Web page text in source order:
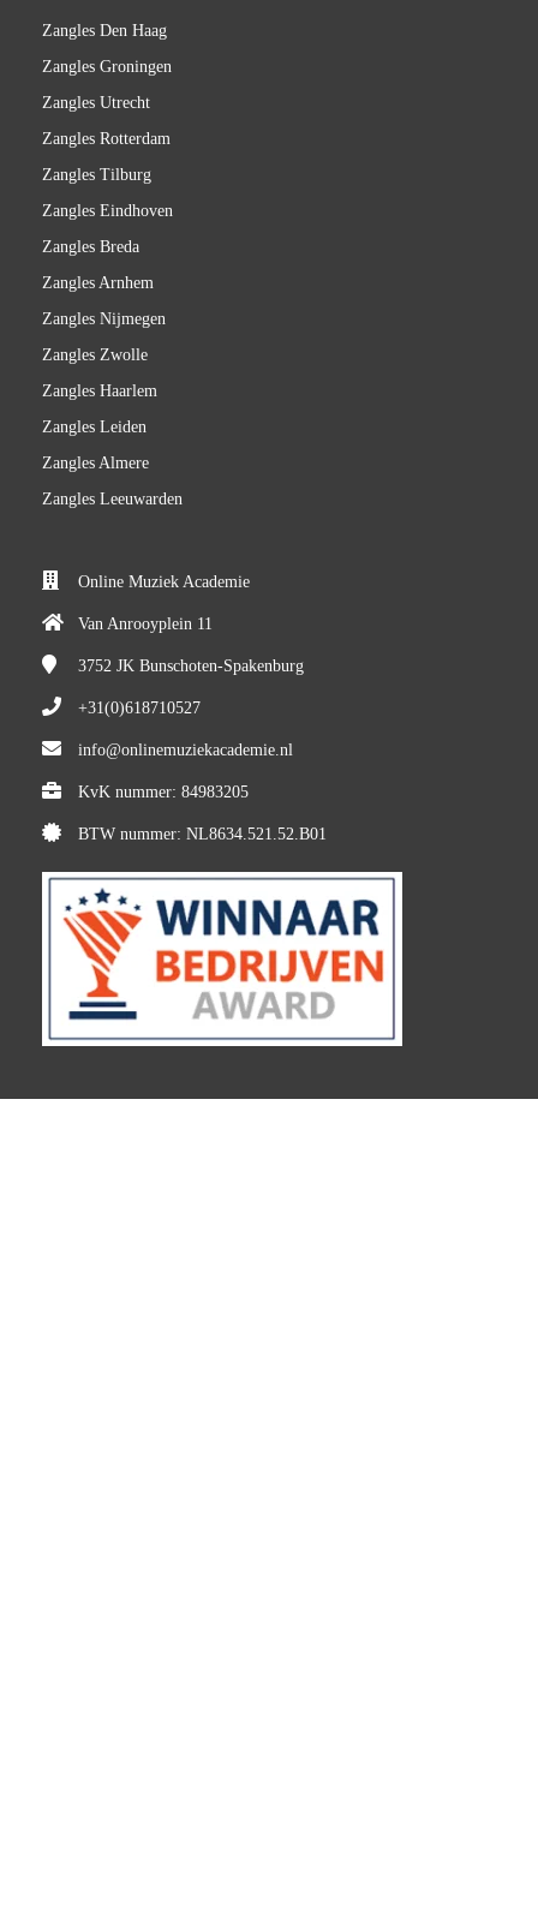
Zangles Den Haag
Zangles Groningen
Zangles Utrecht
Zangles Rotterdam
Zangles Tilburg
Zangles Eindhoven
Zangles Breda
Zangles Arnhem
Zangles Nijmegen
Zangles Zwolle
Zangles Haarlem
Zangles Leiden
Zangles Almere
Zangles Leeuwarden
Online Muziek Academie
Van Anrooyplein 11
3752 JK Bunschoten-Spakenburg
+31(0)618710527
info@onlinemuziekacademie.nl
KvK nummer: 84983205
BTW nummer: NL8634.521.52.B01